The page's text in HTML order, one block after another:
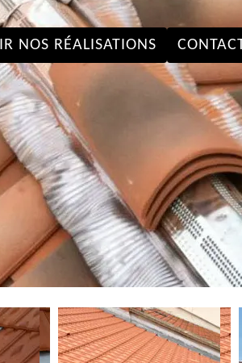
NOS RÉALISATIONS